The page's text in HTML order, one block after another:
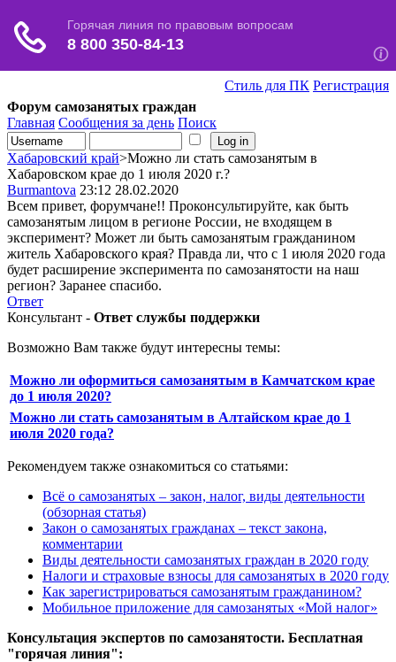
Стиль для ПК Регистрация
Форум самозанятых граждан
Главная Сообщения за день Поиск
Хабаровский край>Можно ли стать самозанятым в
Хабаровском крае до 1 июля 2020 г.?
Burmantova 23:12 28.02.2020
Всем привет, форумчане!! Проконсультируйте, как быть
самозанятым лицом в регионе России, не входящем в
эксперимент? Может ли быть самозанятым гражданином
житель Хабаровского края? Правда ли, что с 1 июля 2020 года
будет расширение эксперимента по самозанятости на наш
регион? Заранее спасибо.
Ответ
Консультант - Ответ службы поддержки
Возможно Вам также будут интересны темы:
Можно ли оформиться самозанятым в Камчатском крае
до 1 июля 2020?
Можно ли стать самозанятым в Алтайском крае до 1
июля 2020 года?
Рекомендуем также ознакомиться со статьями:
Всё о самозанятых – закон, налог, виды деятельности
(обзорная статья)
Закон о самозанятых гражданах – текст закона,
комментарии
Виды деятельности самозанятых граждан в 2020 году
Налоги и страховые взносы для самозанятых в 2020 году
Как зарегистрироваться самозанятым гражданином?
Мобильное приложение для самозанятых «Мой налог»
Консультация экспертов по самозанятости. Бесплатная
"горячая линия":